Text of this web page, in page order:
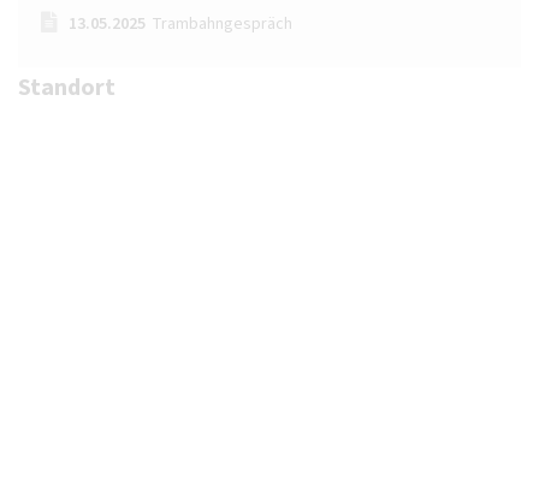
13.05.2025 Trambahngespräch
Standort